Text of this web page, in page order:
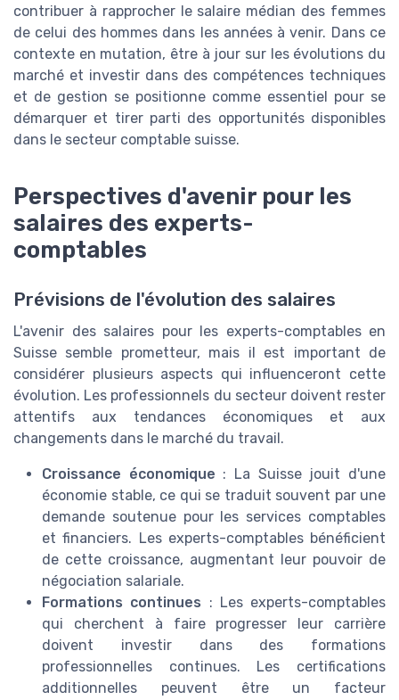
contribuer à rapprocher le salaire médian des femmes
de celui des hommes dans les années à venir. Dans ce
contexte en mutation, être à jour sur les évolutions du
marché et investir dans des compétences techniques
et de gestion se positionne comme essentiel pour se
démarquer et tirer parti des opportunités disponibles
dans le secteur comptable suisse.
Perspectives d'avenir pour les
salaires des experts-
comptables
Prévisions de l'évolution des salaires
L'avenir des salaires pour les experts-comptables en
Suisse semble prometteur, mais il est important de
considérer plusieurs aspects qui influenceront cette
évolution. Les professionnels du secteur doivent rester
attentifs aux tendances économiques et aux
changements dans le marché du travail.
Croissance économique : La Suisse jouit d'une
économie stable, ce qui se traduit souvent par une
demande soutenue pour les services comptables
et financiers. Les experts-comptables bénéficient
de cette croissance, augmentant leur pouvoir de
négociation salariale.
Formations continues : Les experts-comptables
qui cherchent à faire progresser leur carrière
doivent investir dans des formations
professionnelles continues. Les certifications
additionnelles peuvent être un facteur